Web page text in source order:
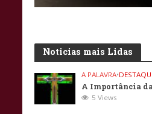
Noticias mais Lidas
A PALAVRA•
A Importância
5 Views